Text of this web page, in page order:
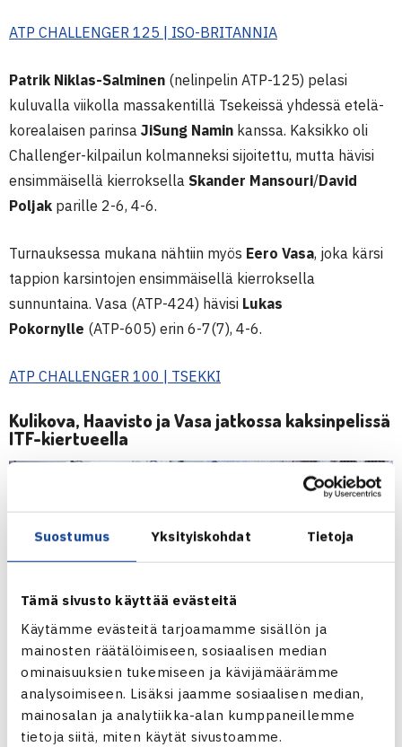
Suostumus Yksityiskohdat Tietoja
Tämä sivusto käyttää evästeitä
Käytämme evästeitä tarjoamamme sisällön ja
mainosten räätälöimiseen, sosiaalisen median
ominaisuuksien tukemiseen ja kävijämäärämme
analysoimiseen. Lisäksi jaamme sosiaalisen median,
mainosalan ja analytiikka-alan kumppaneillemme
tietoja siitä, miten käytät sivustoamme.
ATP CHALLENGER 125 | ISO-BRITANNIA
Patrik Niklas-Salminen (nelinpelin ATP-125) pelasi
kuluvalla viikolla massakentillä Tsekeissä yhdessä etelä-
korealaisen parinsa JiSung Namin kanssa. Kaksikko oli
Challenger-kilpailun kolmanneksi sijoitettu, mutta hävisi
ensimmäisellä kierroksella Skander Mansouri/David
Poljak parille 2-6, 4-6.
Turnauksessa mukana nähtiin myös Eero Vasa, joka kärsi
tappion karsintojen ensimmäisellä kierroksella
sunnuntaina. Vasa (ATP-424) hävisi Lukas
Pokornylle (ATP-605) erin 6-7(7), 4-6.
ATP CHALLENGER 100 | TSEKKI
Kulikova, Haavisto ja Vasa jatkossa kaksinpelissä
ITF-kiertueella